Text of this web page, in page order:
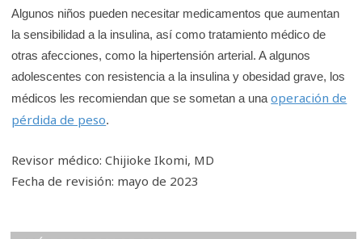
Algunos niños pueden necesitar medicamentos que aumentan
la sensibilidad a la insulina, así como tratamiento médico de
otras afecciones, como la hipertensión arterial. A algunos
adolescentes con resistencia a la insulina y obesidad grave, los
médicos les recomiendan que se sometan a unaoperación de
pérdida de peso.
Revisor médico: Chijioke Ikomi, MD
Fecha de revisión: mayo de 2023